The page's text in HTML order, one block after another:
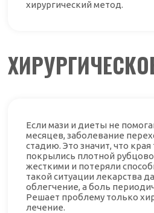
хирургический метод.
Если мази и диеты не
месяцев, заболевание
стадию. Это значит, что
покрылись плотной
жесткими и потеряли
такой ситуации лекарства
облегчение, а боль
Решает проблему только
лечение.